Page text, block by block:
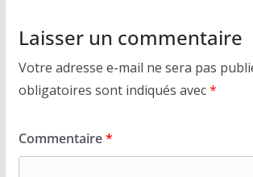
Laisser un commentaire
Votre adresse e-mail ne sera pas
obligatoires sont indiqués avec*
Commentaire*